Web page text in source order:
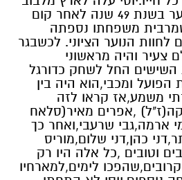
שבפולין, בעליית הנוער בשנת 49 שנה לאחר קום
בן 13 שמרבית משפחתו נספתה
לחוות הנוער הציוני. לכשבגר
צעיר והיה מראשוני
השישים החל לשחק כדורגל
הפועל ומכבי,הוא היה בין
משמע,אז קראו לזה
,אפרים מאיר(סלאח
ארמה,גבי שרעבי,ואחר כך
כהן,דני שלום,מוריס
וטובים ,כל אלה היו רק
לימים,למארחיו